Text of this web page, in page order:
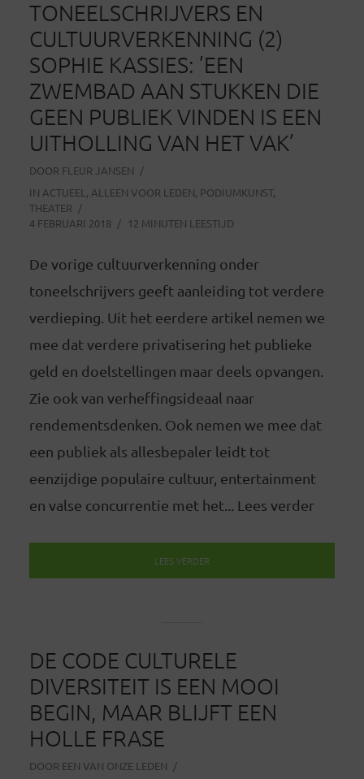
TONEELSCHRIJVERS EN
CULTUURVERKENNING (2)
SOPHIE KASSIES: ’EEN
ZWEMBAD AAN STUKKEN DIE
GEEN PUBLIEK VINDEN IS EEN
UITHOLLING VAN HET VAK’
DOOR FLEUR JANSEN
IN ACTUEEL , ALLEEN VOOR LEDEN, PODIUMKUNST,
THEATER
4 FEBRUARI 2018
12 MINUTEN LEESTIJD
De vorige cultuurverkenning onder
toneelschrijvers geeft aanleiding tot verdere
verdieping. Uit het eerdere artikel nemen we
mee dat verdere privatisering het publieke
geld en doelstellingen maar deels opvangen.
Zie ook van verheffingsideaal naar
rendementsdenken. Ook nemen we mee dat
een publiek als allesbepaler leidt tot
eenzijdige populaire cultuur, entertainment
en valse concurrentie met het... Lees verder
LEES VERDER
DE CODE CULTURELE
DIVERSITEIT IS EEN MOOI
BEGIN, MAAR BLIJFT EEN
HOLLE FRASE
DOOR EEN VAN ONZE LEDEN